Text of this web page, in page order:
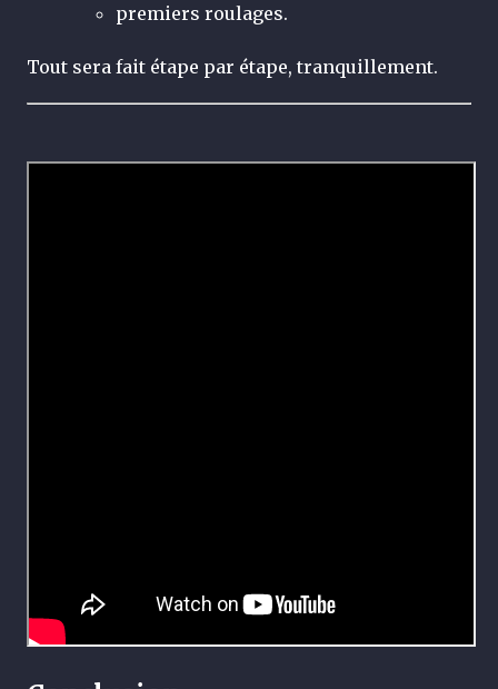
premiers roulages.
Tout sera fait étape par étape, tranquillement.